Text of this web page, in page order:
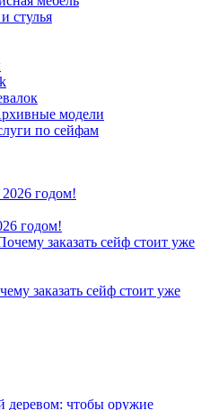
стулья
модели
по сейфам
годом!
заказать сейф стоит уже